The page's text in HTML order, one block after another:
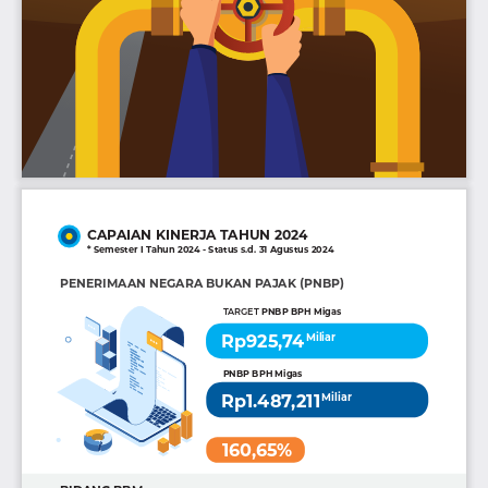
PENERIMAAN NEGARA BUKAN PAJAK (PNBP)
160,65%
Rp925,74 Miliar
Rp1.487,211 Miliar
TARGET PNBP BPH Migas
PNBP BPH Migas
CAPAIAN KINERJA TAHUN 2024
* Semester I Tahun 2024 - Status s.d. 31 Agustus 2024